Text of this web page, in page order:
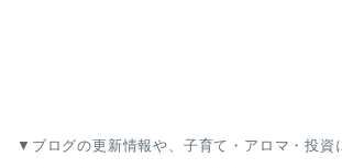
▼ブログの更新情報や、子育て・アロマ・投資